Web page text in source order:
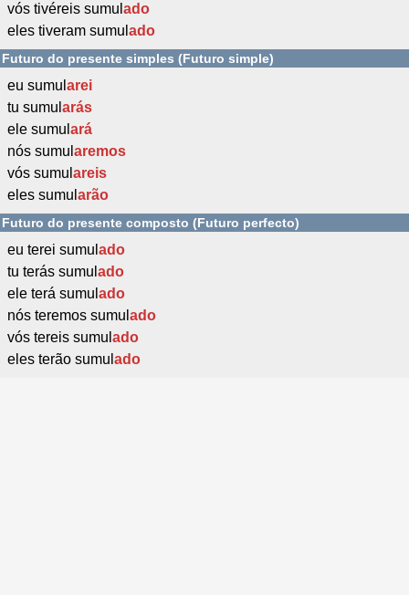
vós tivéreis sumul ado
eles tiveram sumul ado
Futuro do presente simples (Futuro simple)
eu sumul arei
tu sumul arás
ele sumul ará
nós sumul aremos
vós sumul areis
eles sumul arão
Futuro do presente composto (Futuro perfecto)
eu terei sumul ado
tu terás sumul ado
ele terá sumul ado
nós teremos sumul ado
vós tereis sumul ado
eles terão sumul ado